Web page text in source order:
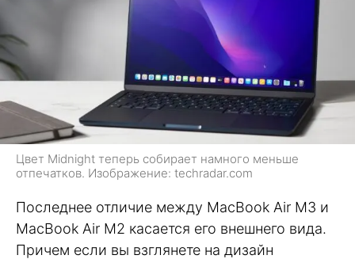
Цвет Midnight теперь собирает намного меньше
отпечатков. Изображение: techradar.com
Последнее отличие между MacBook Air M3 и
MacBook Air M2 касается его внешнего вида.
Причем если вы взглянете на дизайн